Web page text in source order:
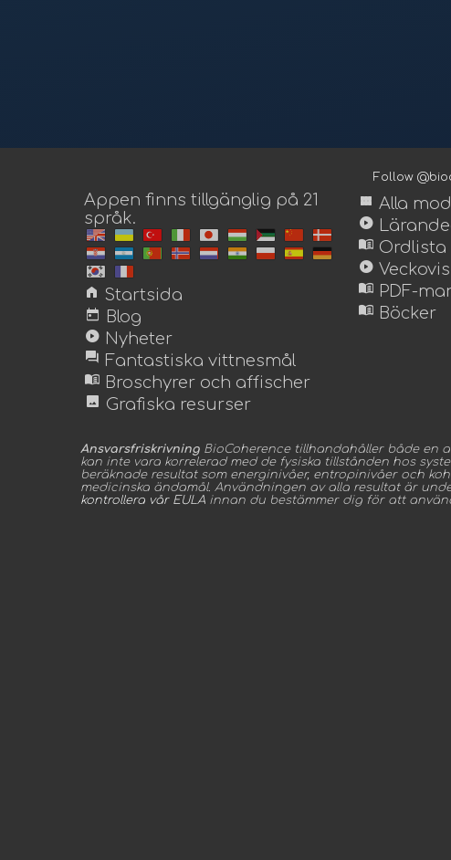
Follow
Appen finns tillgänglig på 21
språk.
home Startsida
today Blog
play_circle Nyheter
forum Fantastiska vittnesmål
menu_book Broschyrer och affischer
image Grafiska resurser
view_module Alla
play_circle
menu_book Ordlista
play_circle
menu_book PDF-
menu_book Böcker
Ansvarsfriskrivning BioCoherence tillhandahåller både en
kan inte vara korrelerad med de fysiska tillstånden hos
beräknade resultat som energinivåer, entropinivåer och
medicinska ändamål. Användningen av alla resultat är
kontrollera vår EULA innan du bestämmer dig för att